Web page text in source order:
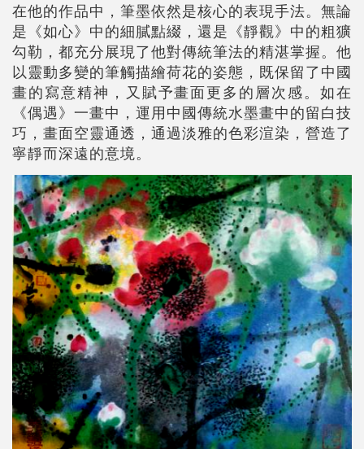
在他的作品中，筆墨依然是核心的表現手法。無論
是《如心》中的細膩點綴，還是《靜觀》中的粗獷
勾勒，都充分展現了他對傳統筆法的精湛掌握。他
以靈動多變的筆觸描繪荷花的姿態，既保留了中國
畫的寫意精神，又賦予畫面更多的層次感。如在
《偶遇》一畫中，運用中國傳統水墨畫中的留白技
巧，畫面空靈通透，通過淡雅的色彩渲染，營造了
寧靜而深遠的意境。